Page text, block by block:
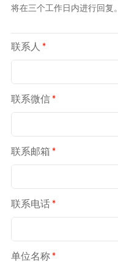
将在三个工作日内进行回复。
联系人 *
联系微信 *
联系邮箱 *
联系电话 *
单位名称 *